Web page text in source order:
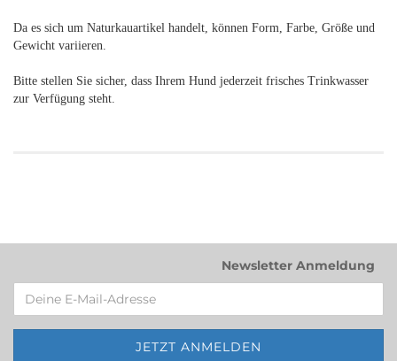
Da es sich um Naturkauartikel handelt, können Form, Farbe, Größe und
Gewicht variieren.
Bitte stellen Sie sicher, dass Ihrem Hund jederzeit frisches Trinkwasser
zur Verfügung steht.
Newsletter Anmeldung